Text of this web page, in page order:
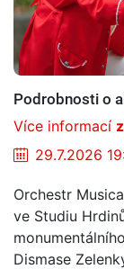
Podrobnosti o
Více informací
29.7.2026
Orchestr
ve Studiu
Dismase